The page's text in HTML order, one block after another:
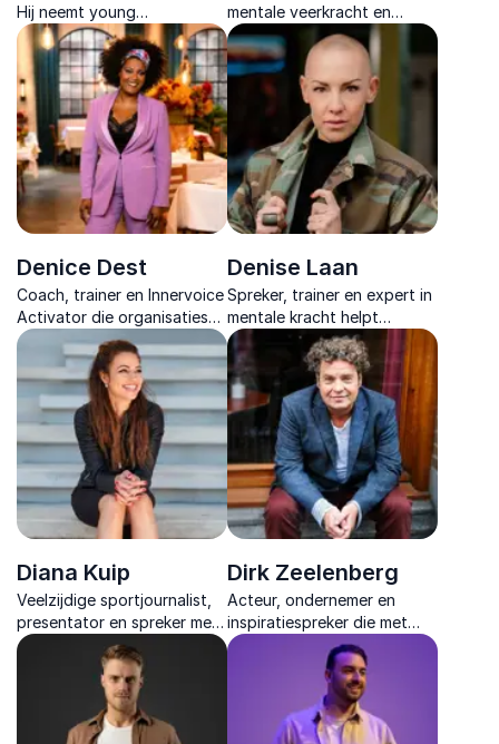
Hij neemt young
professionals mee in zijn
wereld en maakt gebruik van
zijn krachtig verhaal en
illusies om impact te maken.
mentale veerkracht en
prestatieontwikkeling
inspireert met een
interactieve keynote die
direct aanzet tot blijvende
verandering.
Denice Dest
Coach, trainer en Innervoice
Activator die organisaties
laat ervaren hoe
psychologische veiligheid
leidt tot zichtbaar
leiderschap en blijvende
verandering.
Denise Laan
Spreker, trainer en expert in
mentale kracht helpt
organisaties met praktische
inzichten voor
energiebeheer, veerkracht
en leiderschap onder druk
Diana Kuip
Veelzijdige sportjournalist,
presentator en spreker met
expertise in teambuilding,
doorzettingsvermogen en
inspirerende verhalen uit de
sportwereld.
Dirk Zeelenberg
Acteur, ondernemer en
inspiratiespreker die met
humor en persoonlijke
verhalen laat zien hoe
veerkracht en verandering
leiden tot groei en nieuwe
kansen.